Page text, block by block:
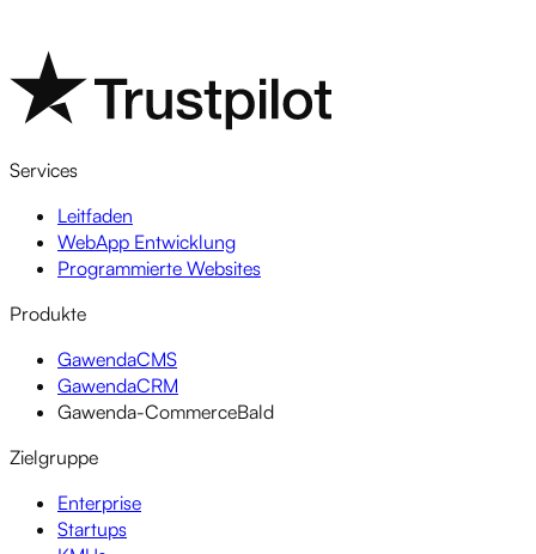
Services
Leitfaden
WebApp Entwicklung
Programmierte Websites
Produkte
GawendaCMS
GawendaCRM
Gawenda-CommerceBald
Zielgruppe
Enterprise
Startups